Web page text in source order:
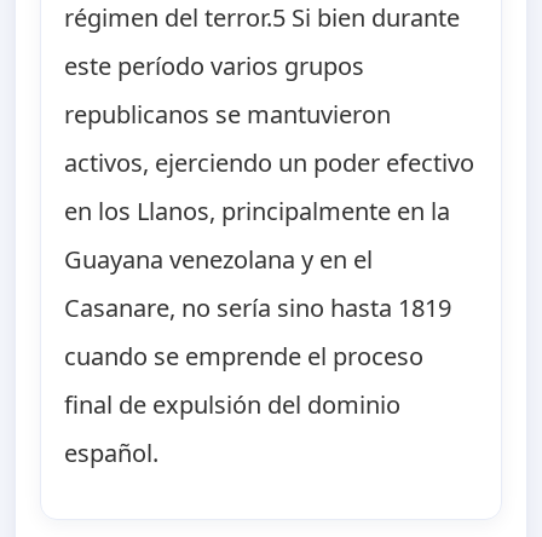
régimen del terror.5 Si bien durante
este período varios grupos
republicanos se mantuvieron
activos, ejerciendo un poder efectivo
en los Llanos, principalmente en la
Guayana venezolana y en el
Casanare, no sería sino hasta 1819
cuando se emprende el proceso
final de expulsión del dominio
español.